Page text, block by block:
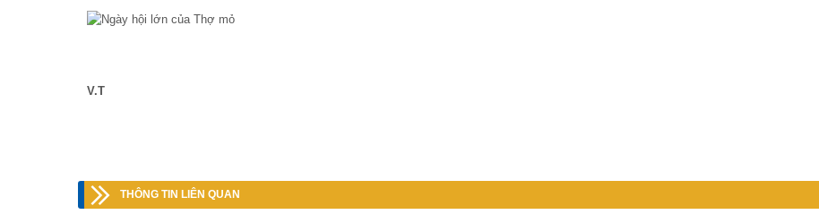
V.T
THÔNG TIN LIÊN QUAN